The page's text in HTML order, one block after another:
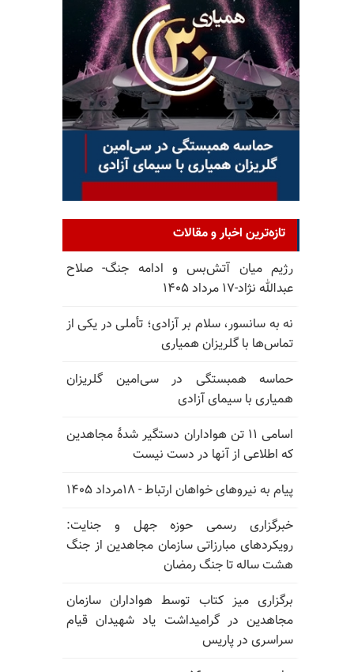
تازه‌ترین اخبار و مقالات
رژیم میان آتش‌بس و ادامه جنگ- صلاح
عبدالله نژاد-۱۷ مرداد ۱۴۰۵
نه به سانسور، سلام بر آزادی؛ تأملی در یکی از
تماس‌ها با گلریزان همیاری
حماسه همبستگی در سی‌امین گلریزان
همیاری با سیمای آزادی
اسامی ۱۱ تن هواداران دستگیر شدهٔ مجاهدین
که اطلاعی از آنها در دست نیست
پیام به نیروهای خواهان ارتباط - ۱۸مرداد ۱۴۰۵
خبرگزاری رسمی حوزه جهل و جنایت:
رویکردهای مبارزاتی سازمان مجاهدین از جنگ
هشت ساله تا جنگ رمضان
برگزاری میز کتاب توسط هواداران سازمان
مجاهدین در گرامیداشت یاد شهیدان قیام
سراسری در پاریس